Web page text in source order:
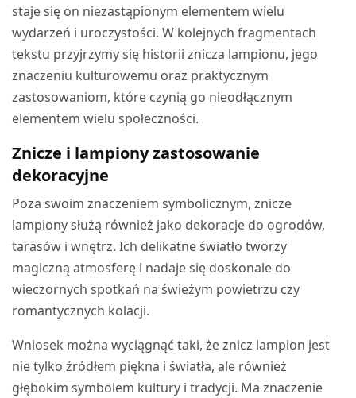
staje się on niezastąpionym elementem wielu
wydarzeń i uroczystości. W kolejnych fragmentach
tekstu przyjrzymy się historii znicza lampionu, jego
znaczeniu kulturowemu oraz praktycznym
zastosowaniom, które czynią go nieodłącznym
elementem wielu społeczności.
Znicze i lampiony zastosowanie
dekoracyjne
Poza swoim znaczeniem symbolicznym, znicze
lampiony służą również jako dekoracje do ogrodów,
tarasów i wnętrz. Ich delikatne światło tworzy
magiczną atmosferę i nadaje się doskonale do
wieczornych spotkań na świeżym powietrzu czy
romantycznych kolacji.
Wniosek można wyciągnąć taki, że znicz lampion jest
nie tylko źródłem piękna i światła, ale również
głębokim symbolem kultury i tradycji. Ma znaczenie